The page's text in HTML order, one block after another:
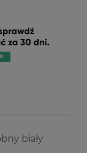
biały